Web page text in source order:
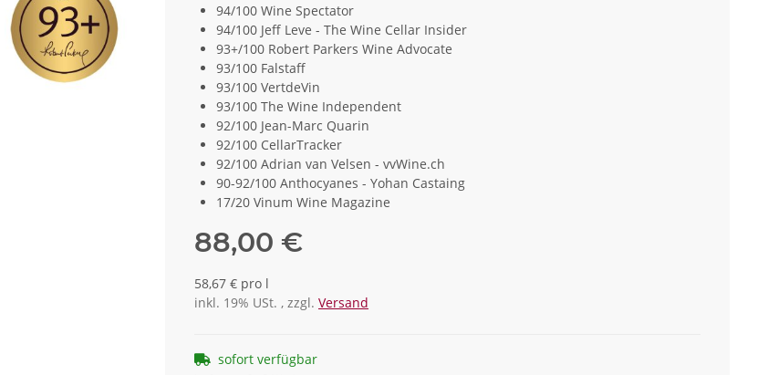
94/100 Wine Spectator
94/100 Jeff Leve - The Wine Cellar Insider
93+/100 Robert Parkers Wine Advocate
93/100 Falstaff
93/100 VertdeVin
93/100 The Wine Independent
92/100 Jean-Marc Quarin
92/100 CellarTracker
92/100 Adrian van Velsen - vvWine.ch
90-92/100 Anthocyanes - Yohan Castaing
17/20 Vinum Wine Magazine
88,00 €
58,67 € pro l
inkl. 19% USt. , zzgl. Versand
sofort verfügbar